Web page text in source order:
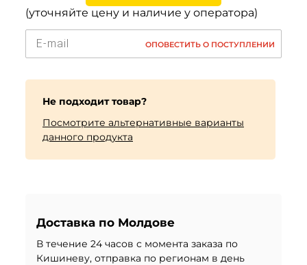
(уточняйте цену и наличие у оператора)
ОПОВЕСТИТЬ О ПОСТУПЛЕНИИ
Не подходит товар?
Посмотрите альтернативные варианты
данного продукта
Доставка по Молдове
В течение 24 часов с момента заказа по
Кишиневу, отправка по регионам в день